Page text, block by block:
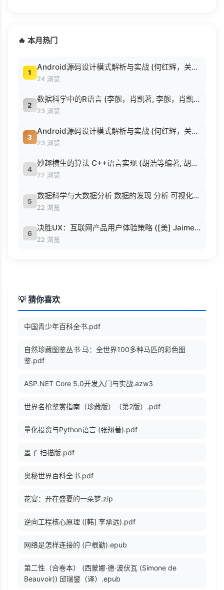
🔥 本月热门
1
Android源码设计模式解析与实战 (何红辉，关爱民著, 何红辉, 关爱民著, 何红辉, 关爱民).pdf
24 浏览
2
数据科学中的R语言 (李舰，肖凯著, 李舰，肖凯著；吴喜之审校, Pdg2Pic).pdf
23 浏览
3
Android源码设计模式解析与实战 (何红辉，关爱民著, 何红辉, 关爱民著, 何红辉, 关爱民).pdf
23 浏览
4
妙趣横生的算法 C++语言实现 (胡浩等编著, 胡浩等编著, 胡浩).pdf
22 浏览
5
数据科学与大数据分析 数据的发现 分析 可视化与表示 ( etc.).epub
22 浏览
6
决胜UX：互联网产品用户体验策略 ([美] Jaime Levy [[美] Jaime Levy]).epub
22 浏览
💡 猜你喜欢
中国青少年百科全书.pdf
自然珍藏图鉴丛书·马：全世界100多种马匹的彩色图
鉴.pdf
ASP.NET Core 5.0开发入门与实战.azw3
世界名枪鉴赏指南（珍藏版）（第2版）.pdf
量化投资与Python语言 (张翔著).pdf
墨子 扫描版.pdf
奥秘世界百科全书.pdf
花宴：开在盛夏的一朵梦.zip
逆向工程核心原理 ([韩] 李承远).pdf
网络是怎样连接的 (户根勤).epub
第二性（合卷本） (西蒙娜·德·波伏瓦 (Simone de
Beauvoir)) 邱瑞鑾（译）.epub